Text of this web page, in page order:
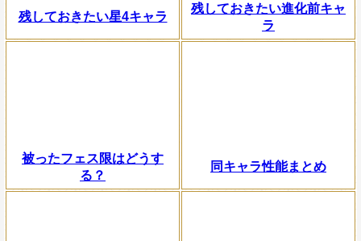
残しておきたい星4キャラ
残しておきたい進化前キャ
ラ
被ったフェス限はどうす
る？
同キャラ性能まとめ